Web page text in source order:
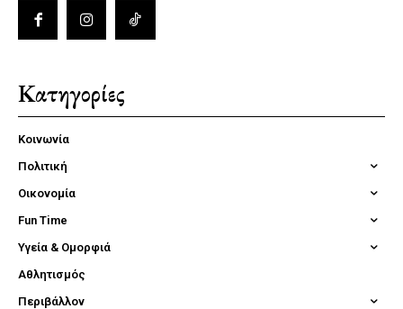
Κατηγορίες
Κοινωνία
Πολιτική
Οικονομία
Fun Time
Υγεία & Ομορφιά
Αθλητισμός
Περιβάλλον